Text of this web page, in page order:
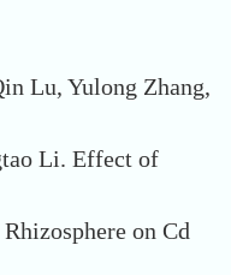
Lu, Yulong Zhang,
Li. Effect of
on Cd